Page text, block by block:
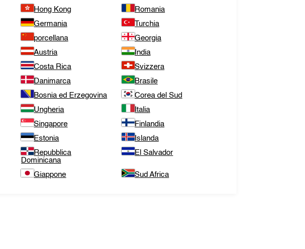
Hong Kong
Romania
Germania
Turchia
porcellana
Georgia
Austria
India
Costa Rica
Svizzera
Danimarca
Brasile
Bosnia ed Erzegovina
Corea del Sud
Ungheria
Italia
Singapore
Finlandia
Estonia
Islanda
Repubblica
Dominicana
El Salvador
Giappone Sud Africa